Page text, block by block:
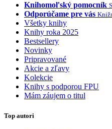
Knihomoľský pomocník
Odporúčame pre vás
Všetky knihy
Knihy roka 2025
Bestsellery
Novinky
Pripravované
Akcie a zľavy
Kolekcie
Knihy s podporou FPU
Mám záujem o titul
Top autori